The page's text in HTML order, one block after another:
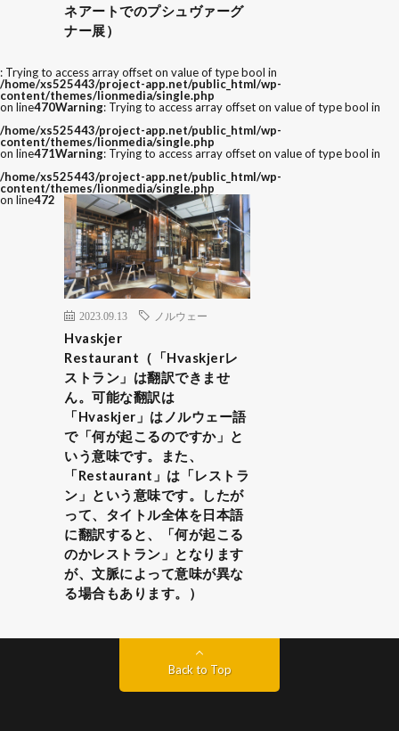
ネアートでのプシュヴァーグ
ナー展）
: Trying to access array offset on value of type bool in
/home/xs525443/project-app.net/public_html/wp-
content/themes/lionmedia/single.php
on line470Warning: Trying to access array offset on value of type bool in
/home/xs525443/project-app.net/public_html/wp-
content/themes/lionmedia/single.php
on line471Warning: Trying to access array offset on value of type bool in
/home/xs525443/project-app.net/public_html/wp-
content/themes/lionmedia/single.php
on line472
2023.09.13 ノルウェー
Hvaskjer
Restaurant（「Hvaskjerレ
ストラン」は翻訳できませ
ん。可能な翻訳は
「Hvaskjer」はノルウェー語
で「何が起こるのですか」と
いう意味です。また、
「Restaurant」は「レストラ
ン」という意味です。したが
って、タイトル全体を日本語
に翻訳すると、「何が起こる
のかレストラン」となります
が、文脈によって意味が異な
る場合もあります。）
Back to Top